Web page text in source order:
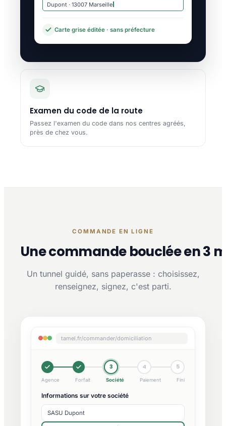
Dupont · 13007 Marseille
Carte grise éditée · sans préfecture
Examen du code de la route
Passez l'examen du code dans nos centres agréés,
près de chez vous.
COMMANDE EN LIGNE
Une commande bouclée en 3
Un tunnel guidé, sans paperasse : choisissez,
renseignez, signez, c'est parti.
tamel.fr/commander/domiciliation
3 4 5
Agence Forfait Société Paiement Fini
Informations sur votre société
SASU Dupont